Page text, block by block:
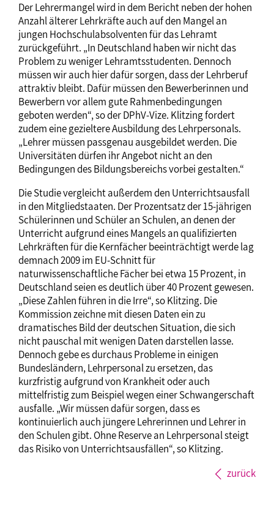
Der Lehrermangel wird in dem Bericht neben der hohen
Anzahl älterer Lehrkräfte auch auf den Mangel an
jungen Hochschulabsolventen für das Lehramt
zurückgeführt. „In Deutschland haben wir nicht das
Problem zu weniger Lehramtsstudenten. Dennoch
müssen wir auch hier dafür sorgen, dass der Lehrberuf
attraktiv bleibt. Dafür müssen den Bewerberinnen und
Bewerbern vor allem gute Rahmenbedingungen
geboten werden“, so der DPhV-Vize. Klitzing fordert
zudem eine gezieltere Ausbildung des Lehrpersonals.
„Lehrer müssen passgenau ausgebildet werden. Die
Universitäten dürfen ihr Angebot nicht an den
Bedingungen des Bildungsbereichs vorbei gestalten.“
Die Studie vergleicht außerdem den Unterrichtsausfall
in den Mitgliedstaaten. Der Prozentsatz der 15-jährigen
Schülerinnen und Schüler an Schulen, an denen der
Unterricht aufgrund eines Mangels an qualifizierten
Lehrkräften für die Kernfächer beeinträchtigt werde lag
demnach 2009 im EU-Schnitt für
naturwissenschaftliche Fächer bei etwa 15 Prozent, in
Deutschland seien es deutlich über 40 Prozent gewesen.
„Diese Zahlen führen in die Irre“, so Klitzing. Die
Kommission zeichne mit diesen Daten ein zu
dramatisches Bild der deutschen Situation, die sich
nicht pauschal mit wenigen Daten darstellen lasse.
Dennoch gebe es durchaus Probleme in einigen
Bundesländern, Lehrpersonal zu ersetzen, das
kurzfristig aufgrund von Krankheit oder auch
mittelfristig zum Beispiel wegen einer Schwangerschaft
ausfalle. „Wir müssen dafür sorgen, dass es
kontinuierlich auch jüngere Lehrerinnen und Lehrer in
den Schulen gibt. Ohne Reserve an Lehrpersonal steigt
das Risiko von Unterrichtsausfällen“, so Klitzing.
zurück